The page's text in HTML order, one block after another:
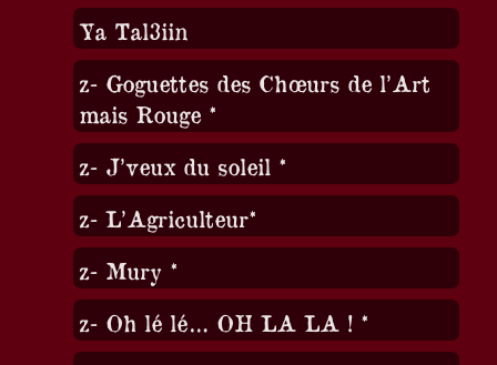
Ya Tal3iin
z- Goguettes des Chœurs de l’Art
mais Rouge *
z- J’veux du soleil *
z- L’Agriculteur*
z- Mury *
z- Oh lé lé… OH LA LA ! *